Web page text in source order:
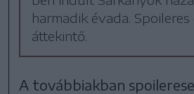
harmadik évada.
áttekintő.
A továbbiakban